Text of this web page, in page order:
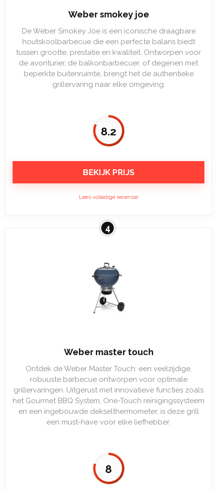
Weber smokey joe
De Weber Smokey Joe is een iconische draagbare
houtskoolbarbecue die een perfecte balans biedt
tussen grootte, prestatie en kwaliteit. Ontworpen voor
de avonturier, de balkonbarbecuer, of degenen met
beperkte buitenruimte, brengt het de authentieke
grillervaring naar elke omgeving.
8.2
BEKIJK PRIJS
Lees volledige recensie
4
Weber master touch
Ontdek de Weber Master Touch: een veelzijdige,
robuuste barbecue ontworpen voor optimale
grillervaringen. Uitgerust met innovatieve functies zoals
het Gourmet BBQ System, One-Touch reinigingssysteem
en een ingebouwde dekselthermometer, is deze grill
een must-have voor elke liefhebber.
8